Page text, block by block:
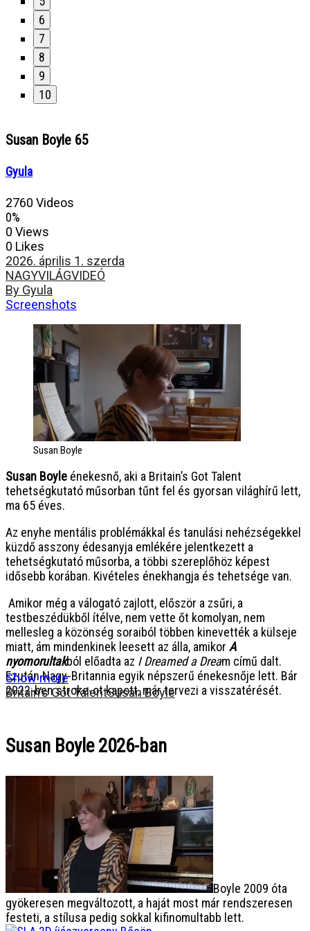
6
7
8
9
10
Susan Boyle 65
Gyula
2760 Videos
0%
0 Views
0 Likes
2026. április 1. szerda
NAGYVILÁGVIDEÓ
By Gyula
Screenshots
Susan Boyle
Susan Boyle énekesnő, aki a Britain’s Got Talent
tehetségkutató műsorban tűnt fel és gyorsan világhírű lett,
ma 65 éves.
Az enyhe mentális problémákkal és tanulási nehézségekkel
küzdő asszony édesanyja emlékére jelentkezett a
tehetségkutató műsorba, a többi szereplőhöz képest
idősebb korában. Kivételes énekhangja és tehetsége van.
Amikor még a válogató zajlott, először a zsűri, a
testbeszédükből ítélve, nem vette őt komolyan, nem
mellesleg a közönség soraiból többen kinevették a külseje
miatt, ám mindenkinek leesett az álla, amikor A
nyomorultakból előadta az I Dreamed a Dream című dalt.
Ezután Nagy-Britannia egyik népszerű énekesnője lett. Bár
2022-ben stroke-ot kapott, már tervezi a visszatérését.
Susan Boyle 2026-ban
Boyle 2009 óta
gyökeresen megváltozott, a haját most már rendszeresen
festeti, a stílusa pedig sokkal kifinomultabb lett.
Show more
Britain's Got TalentSusan Boyle